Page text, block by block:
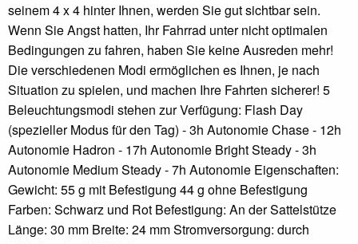
seinem 4 x 4 hinter Ihnen, werden Sie gut sichtbar sein.
Wenn Sie Angst hatten, Ihr Fahrrad unter nicht optimalen
Bedingungen zu fahren, haben Sie keine Ausreden mehr!
Die verschiedenen Modi ermöglichen es Ihnen, je nach
Situation zu spielen, und machen Ihre Fahrten sicherer! 5
Beleuchtungsmodi stehen zur Verfügung: Flash Day
(spezieller Modus für den Tag) - 3h Autonomie Chase - 12h
Autonomie Hadron - 17h Autonomie Bright Steady - 3h
Autonomie Medium Steady - 7h Autonomie Eigenschaften:
Gewicht: 55 g mit Befestigung 44 g ohne Befestigung
Farben: Schwarz und Rot Befestigung: An der Sattelstütze
Länge: 30 mm Breite: 24 mm Stromversorgung: durch